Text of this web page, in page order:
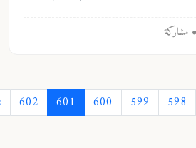
598
599
600
601
602